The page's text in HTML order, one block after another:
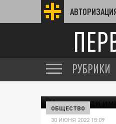
РУБРИКИ
ОБЩЕСТВО
30 ИЮНЯ 2022 15:09